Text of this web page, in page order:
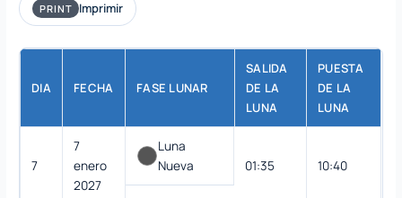
PRINT Imprimir
DIA FECHA FASE LUNAR
SALIDA
DE LA
LUNA
PUESTA
DE LA
LUNA
7
7
enero
2027
Luna
Nueva
01:35 10:40